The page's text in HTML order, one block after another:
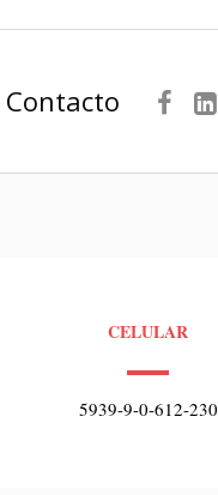
Contacto
CELULAR
5939-9-0-612-230